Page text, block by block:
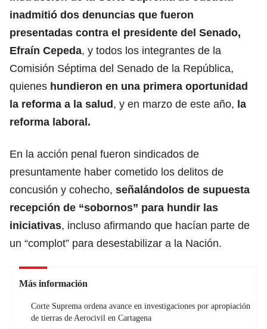
inadmitió dos denuncias que fueron
presentadas contra el presidente del Senado,
Efraín Cepeda, y todos los integrantes de la
Comisión Séptima del Senado de la República,
quienes hundieron en una primera oportunidad
la reforma a la salud, y en marzo de este año, la
reforma laboral.
En la acción penal fueron sindicados de
presuntamente haber cometido los delitos de
concusión y cohecho, señalándolos de supuesta
recepción de “sobornos” para hundir las
iniciativas, incluso afirmando que hacían parte de
un “complot” para desestabilizar a la Nación.
Más información
Corte Suprema ordena avance en investigaciones por apropiación
de tierras de Aerocivil en Cartagena